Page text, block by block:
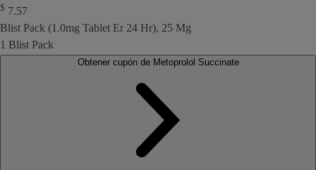
$ 7.57
Blist Pack (1.0mg Tablet Er 24 Hr), 25 Mg
1 Blist Pack
Obtener cupón de Metoprolol Succinate